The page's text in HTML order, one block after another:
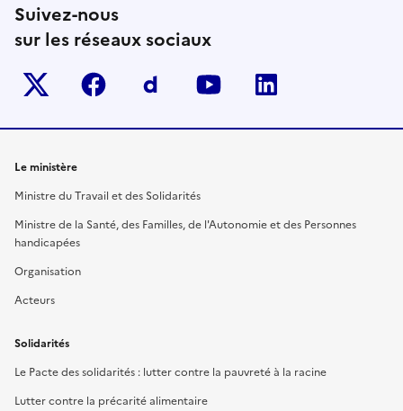
Suivez-nous
sur les réseaux sociaux
Twitter-x facebook Dailymotion
youtube
Le ministère
Ministre du Travail et des Solidarités
Ministre de la Santé, des Familles, de l'Autonomie et des Personnes
handicapées
Organisation
Acteurs
Solidarités
Le Pacte des solidarités : lutter contre la pauvreté à la racine
Lutter contre la précarité alimentaire